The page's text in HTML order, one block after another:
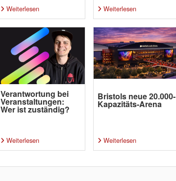
Weiterlesen Weiterlesen
Verantwortung bei
Veranstaltungen:
Wer ist zuständig?
Weiterlesen
Bristols neue 20.000-
Kapazitäts-Arena
Weiterlesen